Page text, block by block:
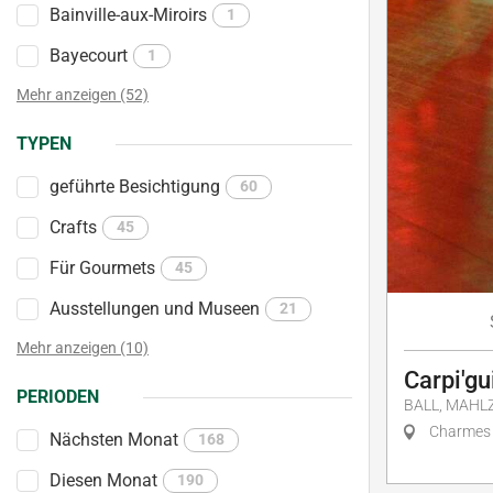
Bainville-aux-Miroirs 1
Bayecourt 1
Mehr anzeigen (52)
TYPEN
geführte Besichtigung 60
Crafts 45
Für Gourmets 45
Ausstellungen und Museen 21
Mehr anzeigen (10)
PERIODEN
Nächsten Monat 168
Diesen Monat 190
BALL,
Charmes